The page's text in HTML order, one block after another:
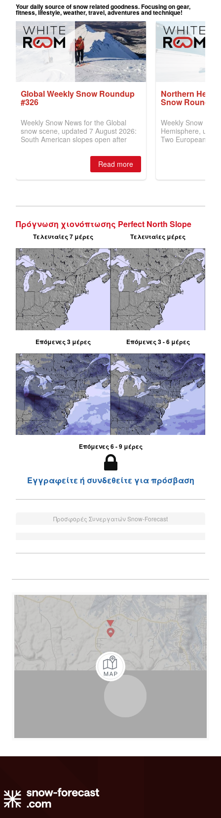
Πρόγνωση χιονόπτωσης Perfect North Slope
Τελευταίες 7 μέρες Τελευταίες μέρες
Επόμενες 3 μέρες Επόμενες 3 - 6 μέρες
Επόμενες 6 - 9 μέρες
Εγγραφείτε ή συνδεθείτε για πρόσβαση
Προσφορές Συνεργατών Snow-Forecast